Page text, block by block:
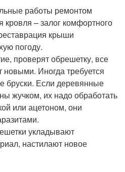
работы ремонтом
– залог комфортного
крыши
погоду.
проверят обрешетку, все
Иногда требуется
бруски. Если деревянные
жучком, их надо обработать
или ацетоном, они
укладывают
настилают новое